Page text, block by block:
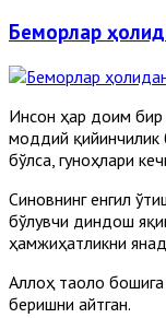
Беморлар
Инсон ҳар доим бир
моддий қийинчилик
бўлса, гуноҳлари
Синовнинг енгил
бўлувчи диндош
ҳамжиҳатликни
Аллоҳ таоло бошига
беришни айтган.